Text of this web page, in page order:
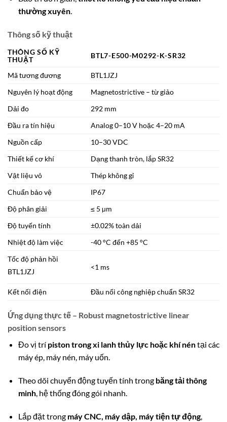
thường xuyên.
Thông số kỹ thuật
THÔNG SỐ KỸ
THUẬT
BTL7-E500-M0292-K-SR32
Mã tương đương
BTL1JZJ
Nguyên lý hoạt động
Magnetostrictive – từ giảo
Dải đo
292 mm
Đầu ra tín hiệu
Analog 0–10 V hoặc 4–20 mA
Nguồn cấp
10–30 VDC
Thiết kế cơ khí
Dạng thanh tròn, lắp SR32
Vật liệu vỏ
Thép không gỉ
Chuẩn bảo vệ
IP67
Độ phân giải
≤ 5 µm
Độ tuyến tính
±0.02% toàn dải
Nhiệt độ làm việc
-40 °C đến +85 °C
Tốc độ phản hồi
BTL1JZJ
<1 ms
Kết nối điện Đầu nối công nghiệp chuẩn SR32
Ứng dụng thực tế – Robust magnetostrictive linear
position sensors
Đo vị trí piston trong xi lanh thủy lực hoặc khí néntại các
máy ép, máy nén, máy uốn.
Theo dõi chuyển động tuyến tính trong băng tải thông
minh, hệ thống đóng gói nhanh.
Lắp đặt trong máy CNC, máy dập, máy tiện tự động,